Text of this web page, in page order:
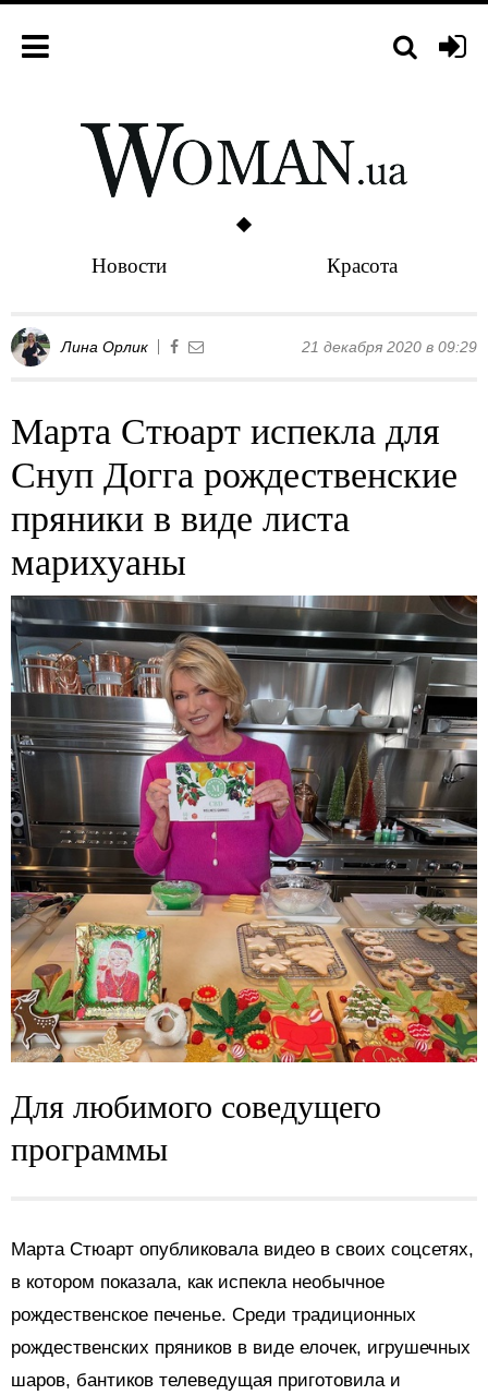
Новости Красота
Лина Орлик 21 декабря 2020 в 09:29
Марта Стюарт испекла для
Снуп Догга рождественские
пряники в виде листа
марихуаны
Для любимого соведущего
программы
Марта Стюарт опубликовала видео в своих соцсетях,
в котором показала, как испекла необычное
рождественское печенье. Среди традиционных
рождественских пряников в виде елочек, игрушечных
шаров, бантиков телеведущая приготовила и